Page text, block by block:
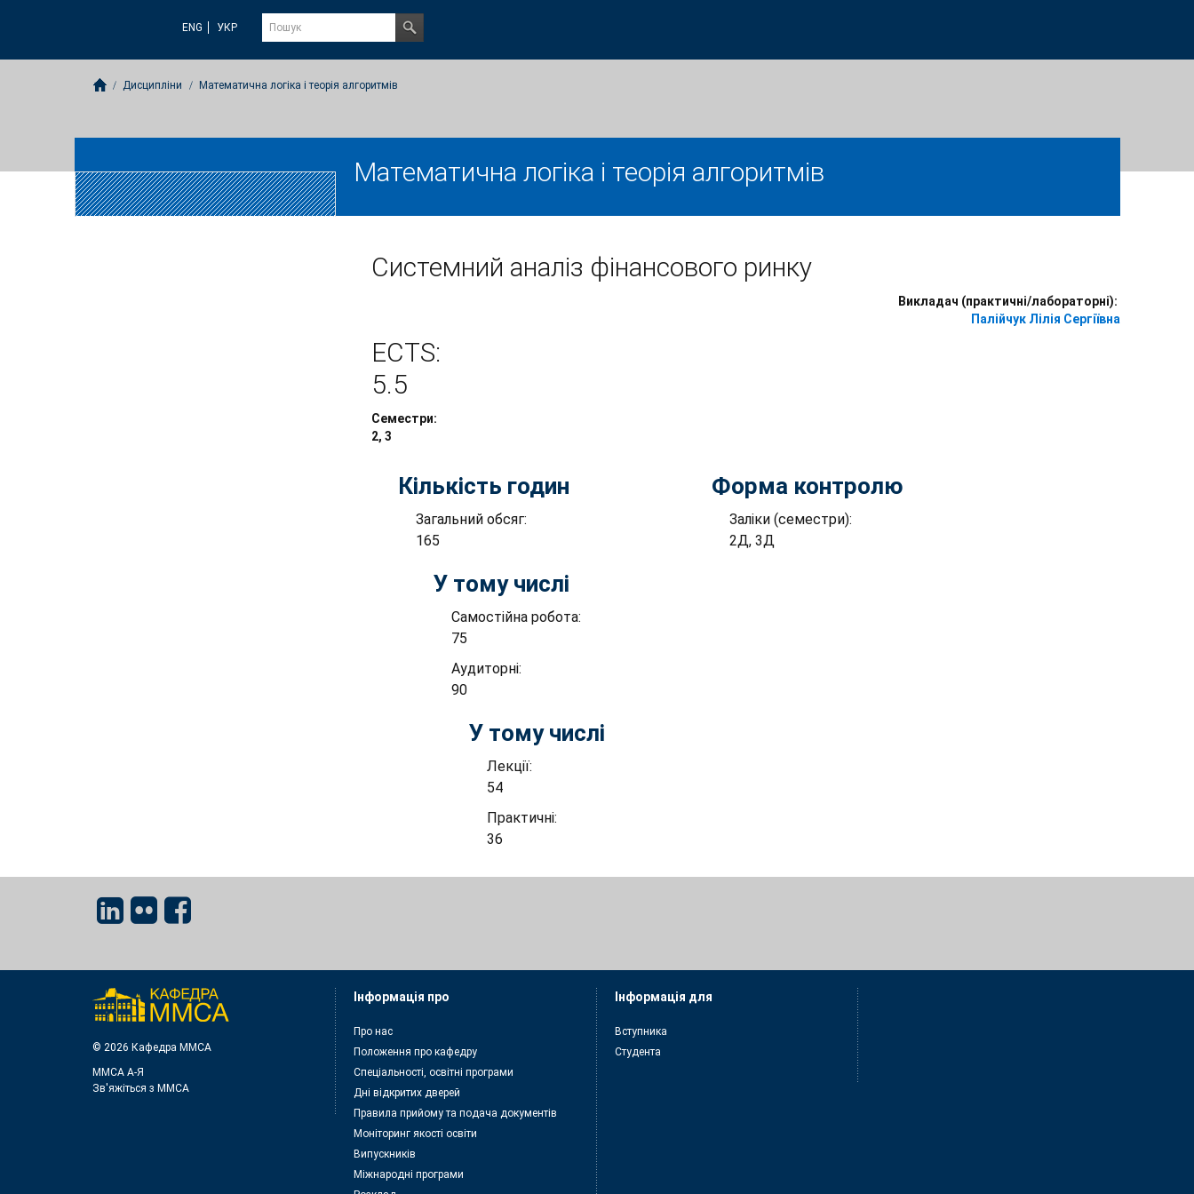
ENG УКР
Дисципліни Математична логіка і теорія алгоритмів
Математична логіка і теорія алгоритмів
Системний аналіз фінансового ринку
Викладач (практичні/лабораторні):
Палійчук Лілія Сергіївна
ECTS:
5.5
Семестри:
2, 3
Кількість годин
Загальний обсяг:
165
У тому числі
Самостійна робота:
75
Аудиторні:
90
У тому числі
Лекції:
54
Практичні:
36
Форма контролю
Заліки (семестри):
2Д, 3Д
© 2026 Кафедра ММСА
ММСА A-Я
Зв'яжіться з MMСА
Інформація про
Про нас
Положення про кафедру
Спеціальності, освітні програми
Дні відкритих дверей
Правила прийому та подача документiв
Моніторинг якості освіти
Випускників
Міжнародні програми
Інформація для
Вступника
Студента